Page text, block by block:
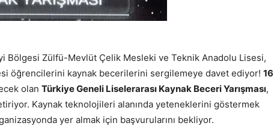
Bölgesi Zülfü-Mevlüt Çelik Mesleki ve Teknik Anadolu Lisesi,
öğrencilerini kaynak becerilerini sergilemeye davet ediyor! 16
olan Türkiye Geneli Liselerarası Kaynak Beceri Yarışması,
Kaynak teknolojileri alanında yeteneklerini göstermek
yer almak için başvurularını bekliyor.